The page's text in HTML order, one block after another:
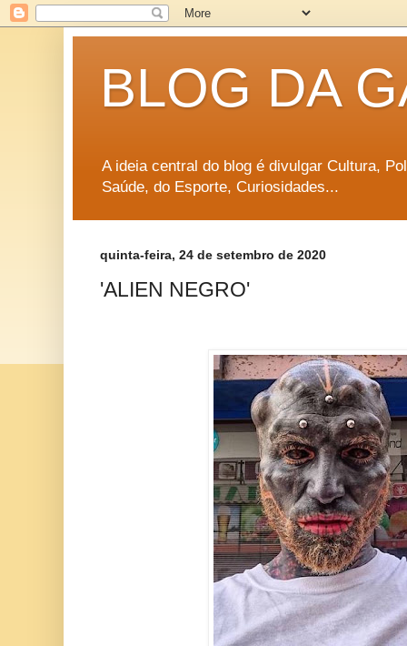
BLOG DA
A ideia central do blog é divulgar Cultura,
Saúde, do Esporte, Curiosidades...
quinta-feira, 24 de setembro de 2020
'ALIEN NEGRO'